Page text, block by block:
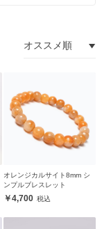
オレンジカルサイト8mm シ
ンプルブレスレット
4,700